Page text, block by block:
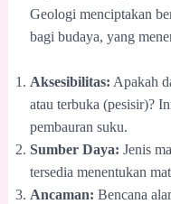
Geologi menciptakan
bagi budaya, yang
Aksesibilitas: Apakah
atau terbuka (pesisir)?
pembauran suku.
Sumber Daya: Jenis
tersedia menentukan
Ancaman: Bencana